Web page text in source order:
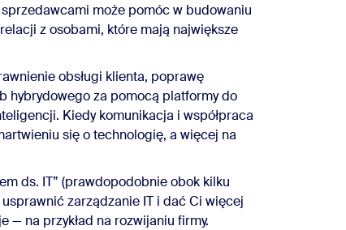
może pomóc w budowaniu
z osobami, które mają największe
obsługi klienta, poprawę
hybrydowego za pomocą platformy do
Kiedy komunikacja i współpraca
się o technologię, a więcej na
ds. IT” (prawdopodobnie obok kilku
zarządzanie IT i dać Ci więcej
— na przykład na rozwijaniu firmy.